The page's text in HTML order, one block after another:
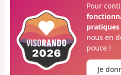
Pour
pratiques
nous en
pouce !
Je